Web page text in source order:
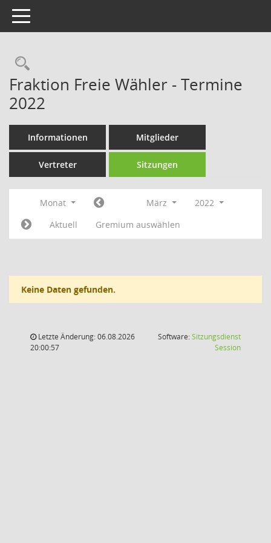
Toggle navigation
Rechercheauswahl
Fraktion Freie Wähler - Termine
2022
Informationen Mitglieder
Vertreter Sitzungen
Monat März
2022
Aktuell
Gremium auswählen
Keine Daten gefunden.
Letzte Änderung: 06.08.2026
20:00:57
Software:Sitzungsdienst
Session(Wird in